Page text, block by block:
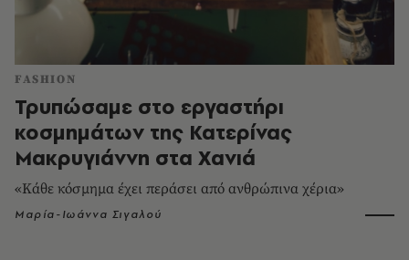
FASHION
Τρυπώσαμε στο εργαστήρι
κοσμημάτων της Κατερίνας
Μακρυγιάννη στα Χανιά
«Κάθε κόσμημα έχει περάσει από ανθρώπινα χέρια»
Μαρία-Ιωάννα Σιγαλού